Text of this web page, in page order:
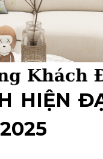
HIỆN